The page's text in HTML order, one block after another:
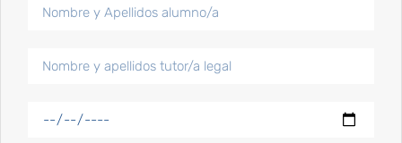
El próximo sábado nos desplazaremos con 15 atletas al